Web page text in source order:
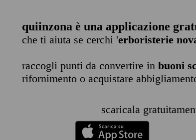
quiinzona è una applicazione
che ti aiuta se cerchi 'erboristerie
raccogli punti da convertire in buoni
rifornimento o acquistare
scaricala